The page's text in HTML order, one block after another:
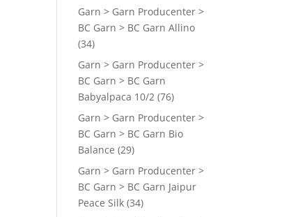
Garn > Garn Producenter >
BC Garn > BC Garn Allino
(34)
Garn > Garn Producenter >
BC Garn > BC Garn
Babyalpaca 10/2 (76)
Garn > Garn Producenter >
BC Garn > BC Garn Bio
Balance (29)
Garn > Garn Producenter >
BC Garn > BC Garn Jaipur
Peace Silk (34)